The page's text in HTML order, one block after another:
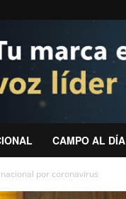
CAMPO AL DÍA
por coronavirus